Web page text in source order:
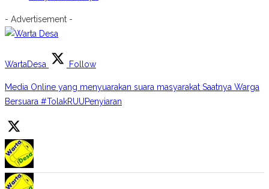
- Advertisement -
WartaDesa Follow
Media Online yang menyuarakan suara masyarakat Saatnya Warga
Bersuara #TolakRUUPenyiaran